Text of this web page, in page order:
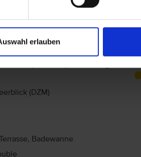
erlauben
Bad oder Dusche und
Telefon, Haartrockner, Minibar
WLAN im Zimmer
(DZM)
Badewanne